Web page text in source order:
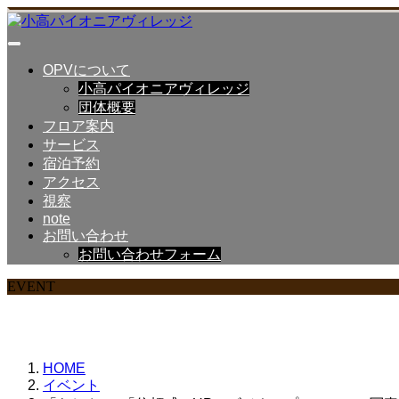
OPVについて
小高パイオニアヴィレッジ
団体概要
フロア案内
サービス
宿泊予約
アクセス
視察
note
お問い合わせ
お問い合わせフォーム
EVENT
HOME
イベント